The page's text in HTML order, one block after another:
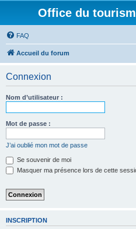
Office du
FAQ
Accueil du forum
Connexion
Nom d’utilisateur :
Mot de passe :
J’ai oublié mon mot de passe
Se souvenir de moi
Masquer ma présence lors de cette
INSCRIPTION